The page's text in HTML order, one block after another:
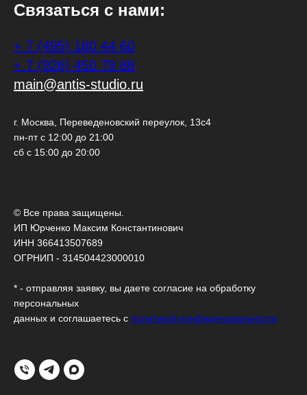
Связаться с нами:
+ 7 (495) 180 44 60
+ 7 (926) 450 79 88
main@antis-studio.ru
г. Москва, Переведеновский переулок, 13с4
пн-пт с 12:00 до 21:00
сб с 15:00 до 20:00
© Все права защищены.
ИП Юрченко Максим Константинович
ИНН 366413507689
ОГРНИП - 314504423000010
* - отправляя заявку, вы даете согласие на обработку
персональных
данных и соглашаетесь c политикой конфиденциальности